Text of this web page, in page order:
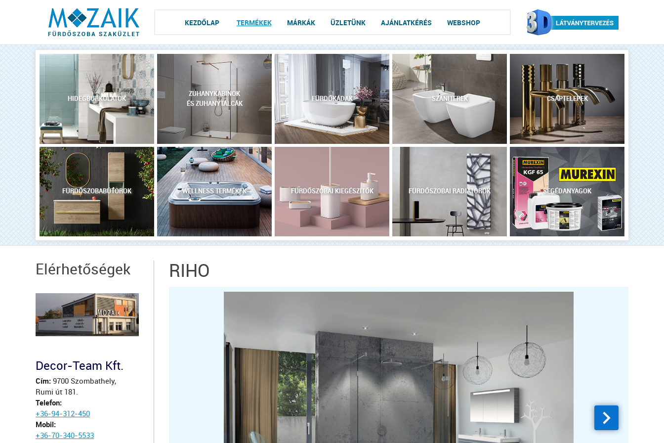
KEZDŐLAP TERMÉKEK MÁRKÁK ÜZLETÜNK AJÁNLATKÉRÉS WEBSHOP
HIDEGBURKOLATOK
ZUHANYKABINOK
ÉS ZUHANYTÁLCÁK
FÜRDŐKÁDAK SZANITEREK CSAPTELEPEK
FÜRDŐSZOBABÚTOROK WELLNESS TERMÉKEK FÜRDŐSZOBAI KIEGÉSZÍTŐK FÜRDŐSZOBAI RADIÁTOROK SEGÉDANYAGOK
Elérhetőségek
Decor-Team Kft.
Cím: 9700 Szombathely,
Rumi út 181.
Telefon:
+36-94-312-450
Mobil:
+36-70-340-5533
RIHO